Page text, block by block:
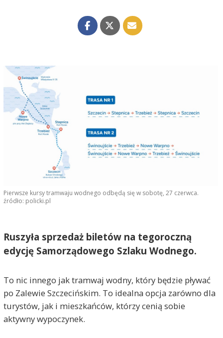
Pierwsze kursy tramwaju wodnego odbędą się w sobotę, 27 czerwca.
źródło: policki.pl
Ruszyła sprzedaż biletów na tegoroczną
edycję Samorządowego Szlaku Wodnego.
To nic innego jak tramwaj wodny, który będzie pływać
po Zalewie Szczecińskim. To idealna opcja zarówno dla
turystów, jak i mieszkańców, którzy cenią sobie
aktywny wypoczynek.